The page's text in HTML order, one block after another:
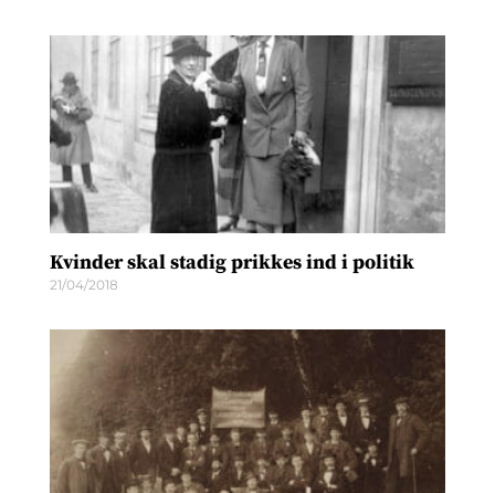
Kvinder skal stadig prikkes ind i politik
21/04/2018